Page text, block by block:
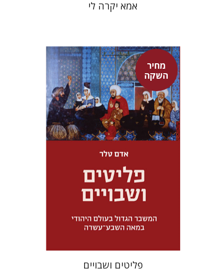
אמא יקרה לי
מחיר
השקה
אדם טלר
דורון מגן
מחיר השקה
$46
$32
פליטים ושבויים